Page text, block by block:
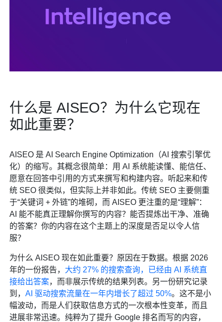
什么是 AISEO？为什么它现在
如此重要？
AISEO 是 AI Search Engine Optimization（AI 搜索引擎优
化）的缩写。其概念很简单：用 AI 系统能读懂、能信任、
愿意在回答中引用的方式来撰写和构建内容。听起来和传
统 SEO 很类似，但实际上并非如此。传统 SEO 主要侧重
于“关键词 + 外链”的堆砌，而 AISEO 更注重的是“理解”：
AI 能不能真正理解你撰写的内容？能否提炼出干净、准确
的答案？你的内容在这个主题上的深度是否足以令人信
服？
为什么 AISEO 现在如此重要？原因在于数据。根据 2026
年的一份报告， 大约 27% 的搜索查询，已经由 AI 系统直
接给出答案，而非展示传统的结果列表。另一份研究记录
到，AI 驱动搜索流量在一年内增长了超过 50%。这不是小
幅波动，而是人们获取信息方式的一次根本性变革，而且
进展非常迅速。纯粹为了提升 Google 排名而写的内容，